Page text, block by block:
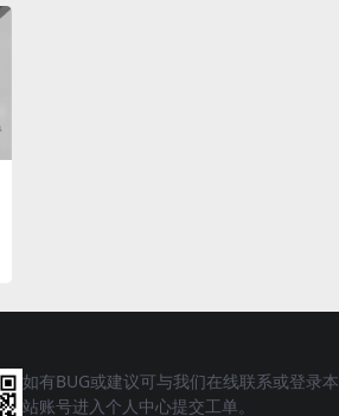
如有BUG或建议可与我们在线联系或登录本
站账号进入个人中心提交工单。